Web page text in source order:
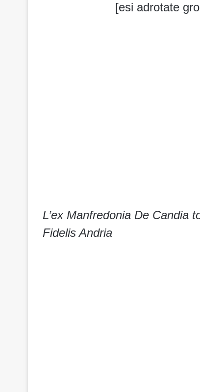
[esi adrotate
L’ex Manfredonia De Candia
Fidelis Andria